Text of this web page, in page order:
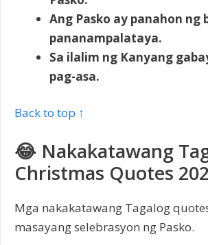
Ang Pasko ay panahon ng
pananampalataya.
Sa ilalim ng Kanyang
pag-asa.
Back to top ↑
😂 Nakakatawang
Christmas Quotes
Mga nakakatawang Tagalog
masayang selebrasyon ng Pasko.